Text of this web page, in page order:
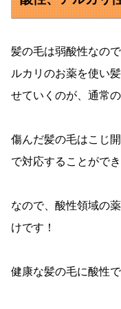
髪の毛は弱酸性なの
ルカリのお薬を使い
せていくのが、通常
傷んだ髪の毛はこじ
で対応することができ
なので、酸性領域の
けです！
健康な髪の毛に酸性